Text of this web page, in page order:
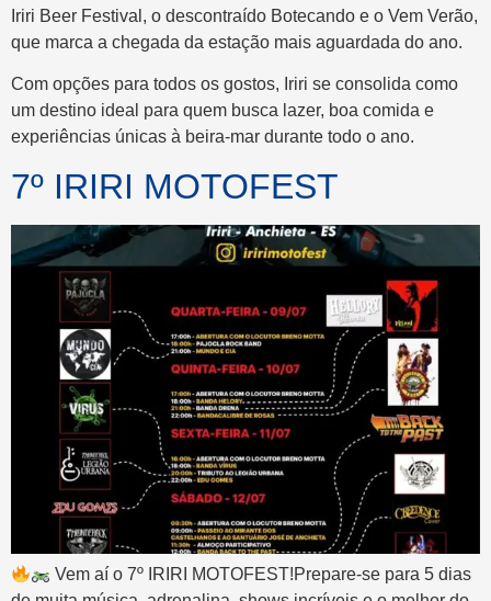
Iriri Beer Festival, o descontraído Botecando e o Vem Verão,
que marca a chegada da estação mais aguardada do ano.
Com opções para todos os gostos, Iriri se consolida como
um destino ideal para quem busca lazer, boa comida e
experiências únicas à beira-mar durante todo o ano.
7º IRIRI MOTOFEST
Vem aí o 7º IRIRI MOTOFEST!Prepare-se para 5 dias